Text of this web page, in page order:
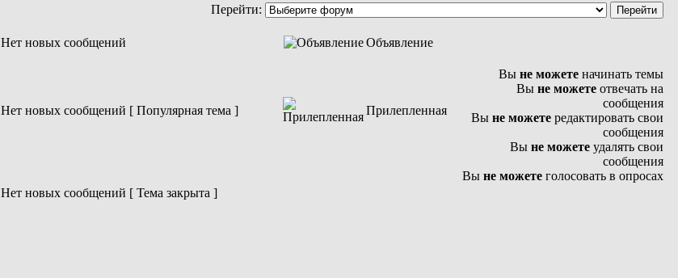
Перейти:
Нет новых сообщений Объявление
Нет новых сообщений [ Популярная тема ] Прилепленная
Нет новых сообщений [ Тема закрыта ]
Вы не можете начинать темы
Вы не можете отвечать на
сообщения
Вы не можете редактировать свои
сообщения
Вы не можете удалять свои
сообщения
Вы не можете голосовать в опросах